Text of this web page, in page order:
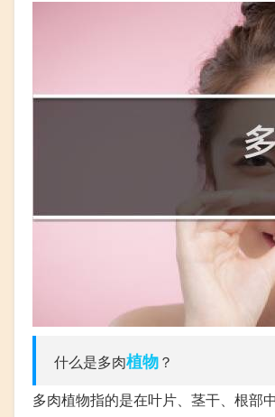
什么是多肉植物？
多肉植物指的是在叶片、茎干、根部